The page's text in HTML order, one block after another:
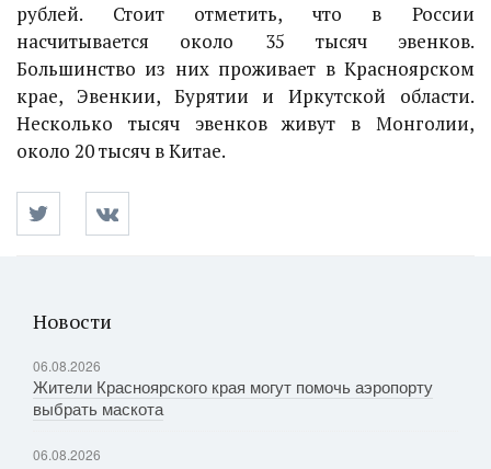
рублей. Стоит отметить, что в России
насчитывается около 35 тысяч эвенков.
Большинство из них проживает в Красноярском
крае, Эвенкии, Бурятии и Иркутской области.
Несколько тысяч эвенков живут в Монголии,
около 20 тысяч в Китае.
Новости
06.08.2026
Жители Красноярского края могут помочь аэропорту
выбрать маскота
06.08.2026